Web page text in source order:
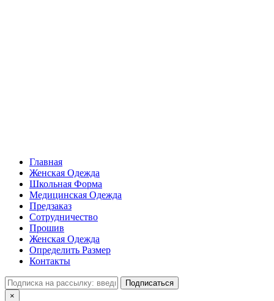
Главная
Женская Одежда
Школьная Форма
Медицинская Одежда
Предзаказ
Сотрудничество
Прошив
Женская Одежда
Определить Размер
Контакты
Подписаться
×